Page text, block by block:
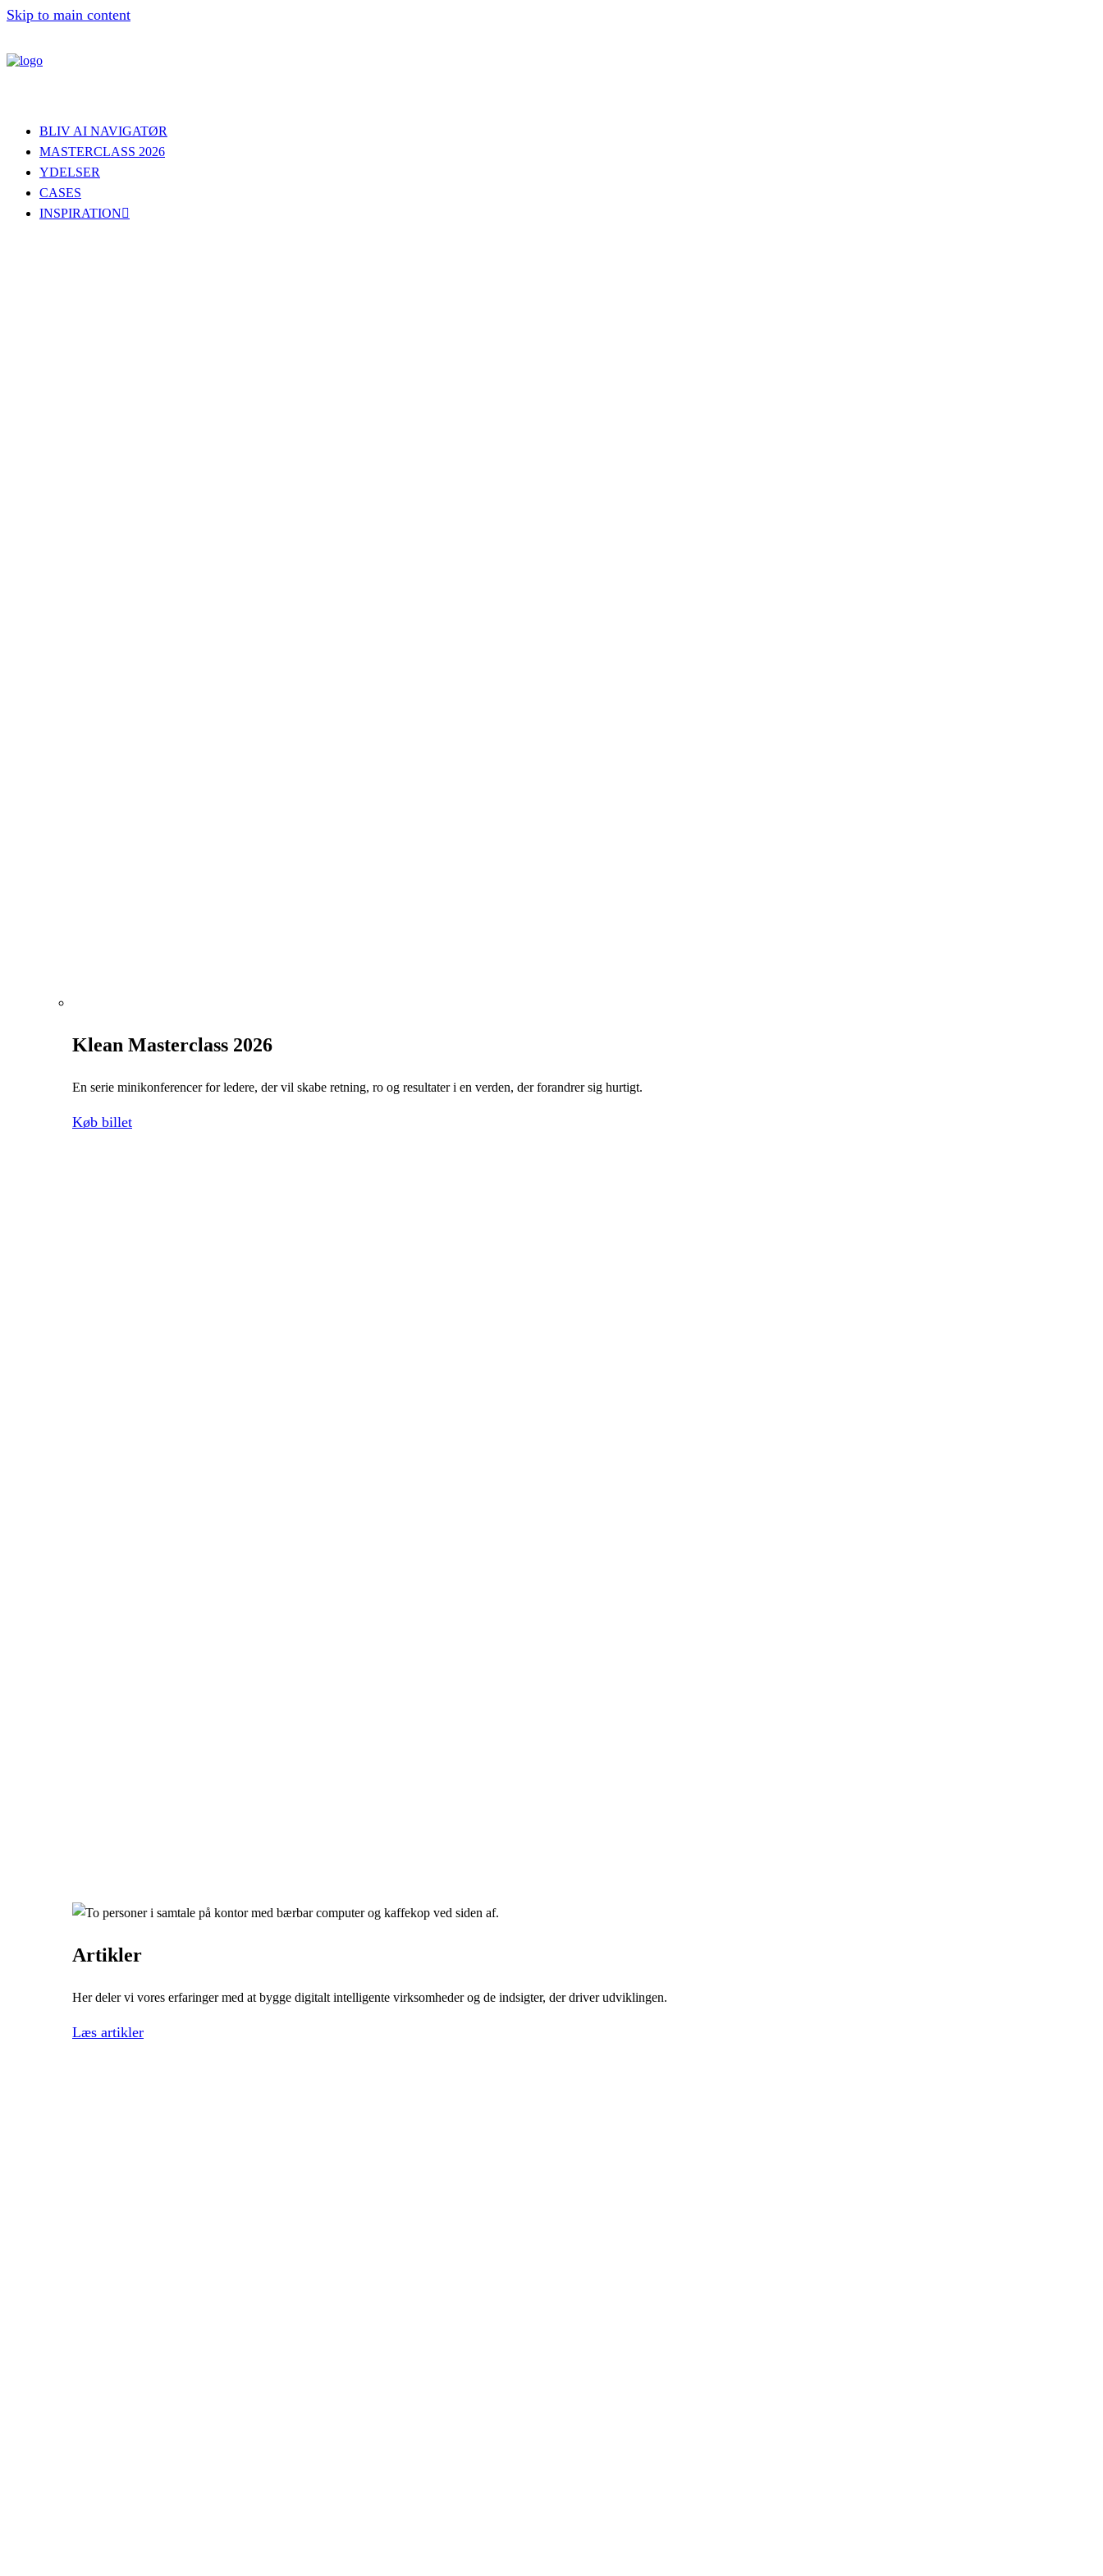
Skip to main content
BLIV AI NAVIGATØR
MASTERCLASS 2026
YDELSER
CASES
INSPIRATION
Klean Masterclass 2026
En serie minikonferencer for ledere, der vil skabe retning, ro og resultater i en verden, der forandrer sig hurtigt.
Køb billet
Artikler
Her deler vi vores erfaringer med at bygge digitalt intelligente virksomheder og de indsigter, der driver udviklingen.
Læs artikler